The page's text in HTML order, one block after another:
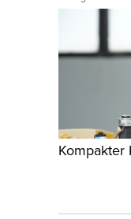
Kompakter